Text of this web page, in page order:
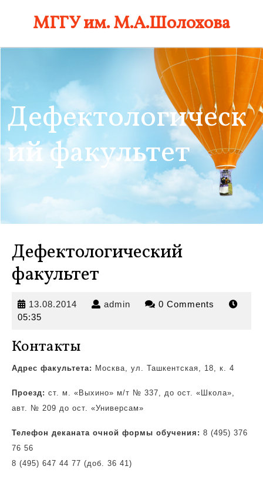
МГГУ им. М.А.Шолохова
Дефектологическ
ий факультет
Дефектологический
факультет
13.08.2014 13.08.2014
admin admin 0 Comments
05:35
Контакты
Адрес факультета: Москва, ул. Ташкентская, 18, к. 4
Проезд: ст. м. «Выхино» м/т № 337, до ост. «Школа»,
авт. № 209 до ост. «Универсам»
Телефон деканата очной формы обучения: 8 (495) 376
76 56
8 (495) 647 44 77 (доб. 36 41)